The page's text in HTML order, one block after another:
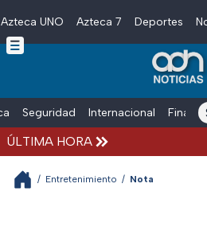
Skip to main content
Azteca UNO Azteca 7 Deportes
Seguridad Internacional
ÚLTIMA HORA
/ Entretenimiento / Nota